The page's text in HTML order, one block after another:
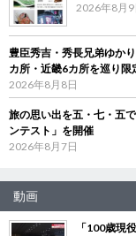
2026年8月9
豊臣秀吉・秀長兄弟ゆか
カ所・近畿6カ所を巡り限
2026年8月8日
旅の思い出を五・七・五
ンテスト」を開催
2026年8月7日
動画
「100歳現